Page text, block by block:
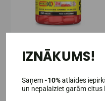
AmixPro® Micelle Night Amino
250 tabletes.
33,95€
Pieejams noliktavā
IZNĀKUMS!
Saņem-10%atlaides
un nepalaiziet garām